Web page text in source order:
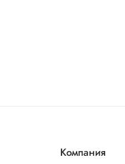
Компания